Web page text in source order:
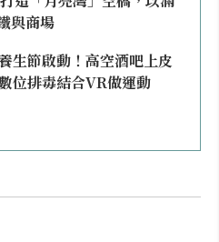
與商場
生節啟動！高空酒吧上皮
位排毒結合VR做運動